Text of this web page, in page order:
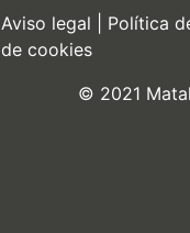
Aviso legal Política
de cookies
© 2021